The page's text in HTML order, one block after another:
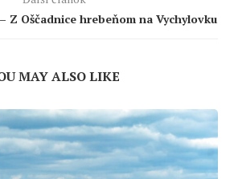
Z Oščadnice hrebeňom na Vychylovku
MAY ALSO LIKE